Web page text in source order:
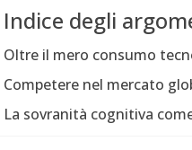
Indice degli
Oltre il mero consumo
Competere nel mercato
La sovranità cognitiva